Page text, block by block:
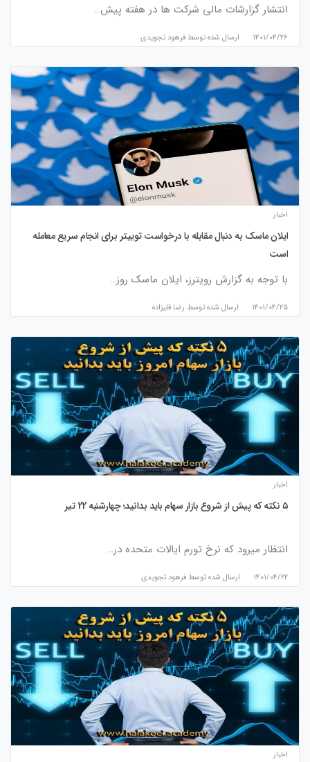
انتشار گزارشات مالی شرکت ها در هفته پیش…
۱۴۰۱/۰۴/۲۶ ارسال شده توسط فرهود تجویدی
اخبار
ایلان ماسک به دنبال مقابله با درخواست توییتر برای انجام سریع معامله
است
با توجه به گزارش رویترز، ایلان ماسک روز…
۱۴۰۱/۰۴/۲۵ ارسال شده توسط رضا قلیزاده
اخبار
۵ نکته که پیش از شروع بازار سهام باید بدانید؛ چهارشنبه 22 تیر
انتظار میرود که نرخ تورم ایالات متحده در…
۱۴۰۱/۰۴/۲۲ ارسال شده توسط فرهود تجویدی
اخبار